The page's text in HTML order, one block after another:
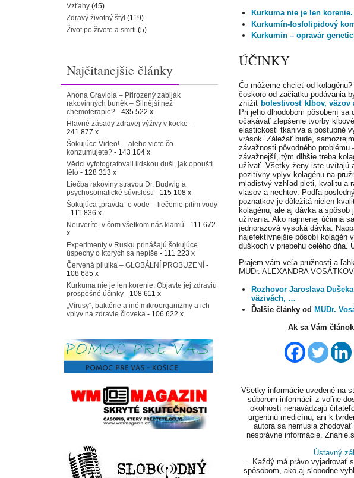
Kurkuma nie je len
Kurkumín-fosfolipidový
Kurkumín – opravár
ÚČINKY
Čo môžeme chcieť od kolagénu?
čoskoro od začiatku podávania
znížiť bolestivosť kĺbov, väzov
Pri jeho dlhodobom pôsobení sa
očakávať zlepšenie tvorby
elastickosti tkaniva a postupné
vrások. Záležať bude,
závažnosti pôvodného problému
závažnejší, tým dlhšie treba
užívať. Všetky ženy iste uvítajú
pozitívny vplyv kolagénu na
mladistvý vzhľad pleti, kvalitu a
vlasov a nechtov. Podľa
poznatkov je dôležitá nielen
kolagénu, ale aj dávka a spôsob
užívania. Ako najmenej účinná
jednorazová vysoká dávka.
najefektívnejšie pôsobí kolagén
dúškoch v priebehu celého dňa.
Prajem vám veľa pružnosti a
MUDr. ALEXANDRA
Rozhovor Jaroslava
väzivách, …
Ďalšie články od MUDr.
Ak sa Vám
Všetky informácie uvedené na
súborom informácii z voľne
okolností nenavádzajú
urgentnú medicínu, ani k
autora sa nemusia
nesprávne informácie.
Ústavný
...Každý má právo vyjadrovať
spôsobom, ako aj slobodne
Vzťahy (45)
Zdravý životný štýl (119)
Život po živote a smrti (5)
Najčitanejšie články
Anona Graviola – Přirozený zabiják
rakovinných buněk – Silnější než
chemoterapie? - 435 522 x
Hlavné zásady zdravej výživy v kocke -
241 877 x
Šokujúce Video! …alebo viete čo
konzumujete? - 143 104 x
Vědci vyfotografovali lidskou duši, jak opouští
tělo - 128 313 x
Liečba rakoviny stravou Dr. Budwig a
psychosomatické súvislosti - 115 108 x
Šokujúca „pravda“ o vode – liečenie pitím vody
- 111 836 x
Neuveríte, v čom všetkom nás klamú - 111 672
x
Experimenty v Rusku prinášajú šokujúce
úspechy o ktorých sa nepíše - 111 223 x
Červená pilulka – GLOBÁLNÍ PROBUZENÍ -
108 685 x
Kurkuma nie je len korenie. Objavte jej zdraviu
prospešné účinky - 108 611 x
„Vírusy“, baktérie a iné mikroorganizmy a ich
vplyv na zdravie človeka - 106 622 x